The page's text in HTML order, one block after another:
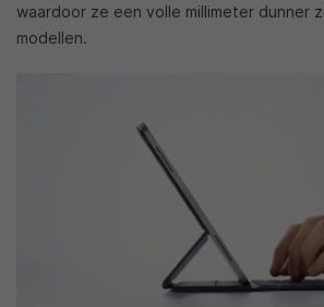
waardoor ze een volle millimeter dunner
modellen.